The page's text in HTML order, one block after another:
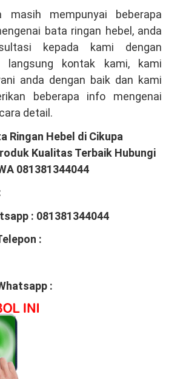
masih mempunyai beberapa
bata ringan hebel, anda
kepada kami dengan
langsung kontak kami, kami
anda dengan baik dan kami
beberapa info mengenai
detail.
Ringan Hebel di Cikupa
Kualitas Terbaik Hubungi
081381344044
: 081381344044
:
: